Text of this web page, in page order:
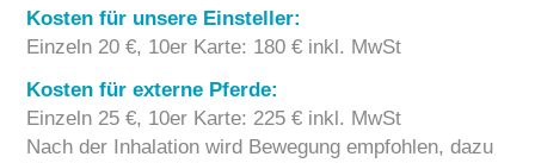
Kosten für unsere Einsteller:
Einzeln 20 €, 10er Karte: 180 € inkl. MwSt
Kosten für externe Pferde:
Einzeln 25 €, 10er Karte: 225 € inkl. MwSt
Nach der Inhalation wird Bewegung empfohlen, dazu